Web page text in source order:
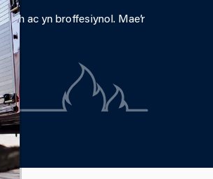
ac yn broffesiynol. Mae’r